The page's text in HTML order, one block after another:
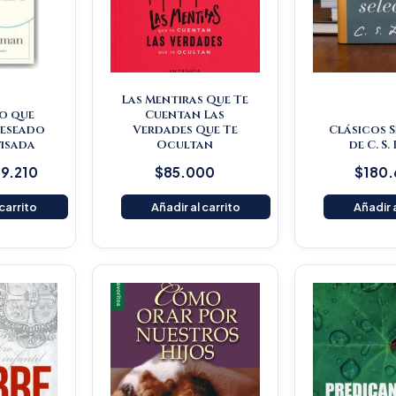
que
Las Mentiras Que Te
Cuentan Las
Verdades Que Te
Ocultan
$85.000
Añadir al carrito
Clásicos
de C. S.
$
Añadir